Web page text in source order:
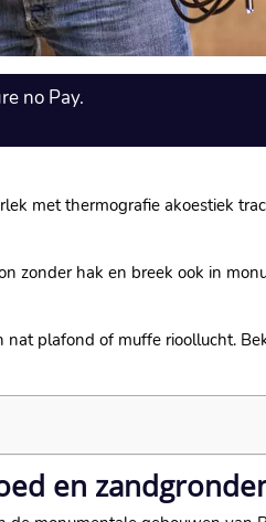
no Pay.
met thermografie akoestiek
zonder hak en breek ook in
nat plafond of muffe rioollucht.​
en